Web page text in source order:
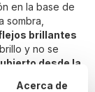
en la base de
sombra,
brillantes
y no se
desde la
Acerca de